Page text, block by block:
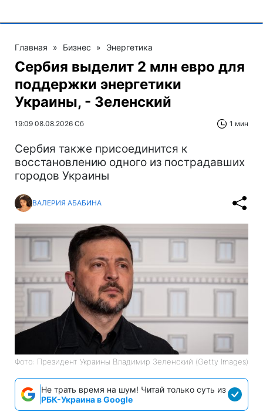
Главная » Бизнес » Энергетика
Сербия выделит 2 млн евро для
поддержки энергетики
Украины, - Зеленский
19:09 08.08.2026 Сб 1 мин
Сербия также присоединится к
восстановлению одного из пострадавших
городов Украины
ВАЛЕРИЯ АБАБИНА
Фото: Президент Украины Владимир Зеленский (Getty Images)
Не трать время на шум! Читай только суть из
РБК-Украина в Google